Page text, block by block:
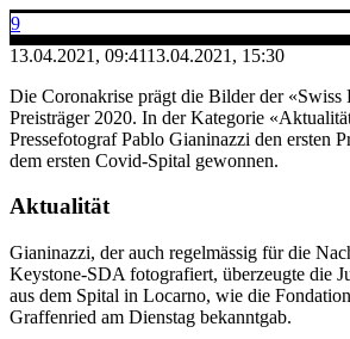
9
13.04.2021, 09:4113.04.2021, 15:30
Die Coronakrise prägt die Bilder der «Swiss
Preisträger 2020. In der Kategorie
Pressefotograf Pablo Gianinazzi den ersten
dem ersten Covid-Spital gewonnen.
Aktualität
Gianinazzi, der auch regelmässig für die
Keystone-SDA fotografiert, überzeugte die
aus dem Spital in Locarno, wie die
Graffenried am Dienstag bekanntgab.